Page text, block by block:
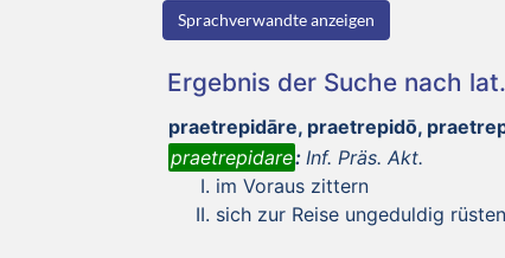
Sprachverwandte anzeigen
Ergebnis der Suche nach
praetrepidāre, praetrepidō,
praetrepidare: Inf. Präs. Akt.
im Voraus zittern
sich zur Reise ungeduldig rüsten